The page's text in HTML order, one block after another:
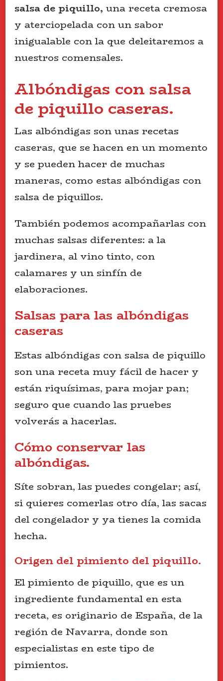
salsa de piquillo, una receta cremosa
y aterciopelada con un sabor
inigualable con la que deleitaremos a
nuestros comensales.
Albóndigas con salsa
de piquillo caseras.
Las albóndigas son unas recetas
caseras, que se hacen en un momento
y se pueden hacer de muchas
maneras, como estas albóndigas con
salsa de piquillos.
También podemos acompañarlas con
muchas salsas diferentes: a la
jardinera, al vino tinto, con
calamares y un sinfín de
elaboraciones.
Salsas para las albóndigas
caseras
Estas albóndigas con salsa de piquillo
son una receta muy fácil de hacer y
están riquísimas, para mojar pan;
seguro que cuando las pruebes
volverás a hacerlas.
Cómo conservar las
albóndigas.
Síte sobran, las puedes congelar; así,
si quieres comerlas otro día, las sacas
del congelador y ya tienes la comida
hecha.
Origen del pimiento del piquillo.
El pimiento de piquillo, que es un
ingrediente fundamental en esta
receta, es originario de España, de la
región de Navarra, donde son
especialistas en este tipo de
pimientos.